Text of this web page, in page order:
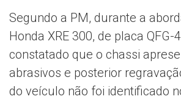
Segundo a PM, durante a
Honda XRE 300, de placa QFG-
constatado que o chassi
abrasivos e posterior
do veículo não foi identificado